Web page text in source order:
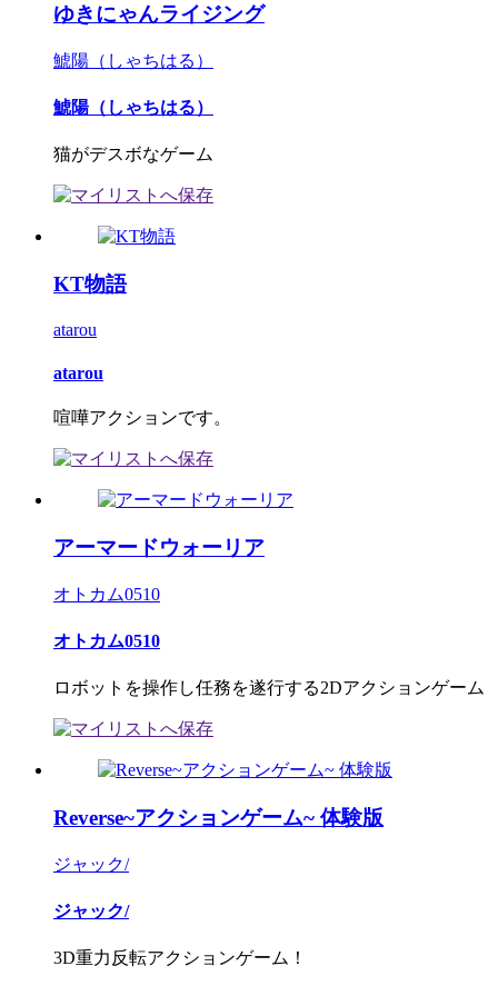
ゆきにゃんライジング
鯱陽（しゃちはる）
鯱陽（しゃちはる）
猫がデスボなゲーム
KT物語
atarou
atarou
喧嘩アクションです。
アーマードウォーリア
オトカム0510
オトカム0510
ロボットを操作し任務を遂行する2Dアクションゲーム
Reverse~アクションゲーム~ 体験版
ジャック/
ジャック/
3D重力反転アクションゲーム！